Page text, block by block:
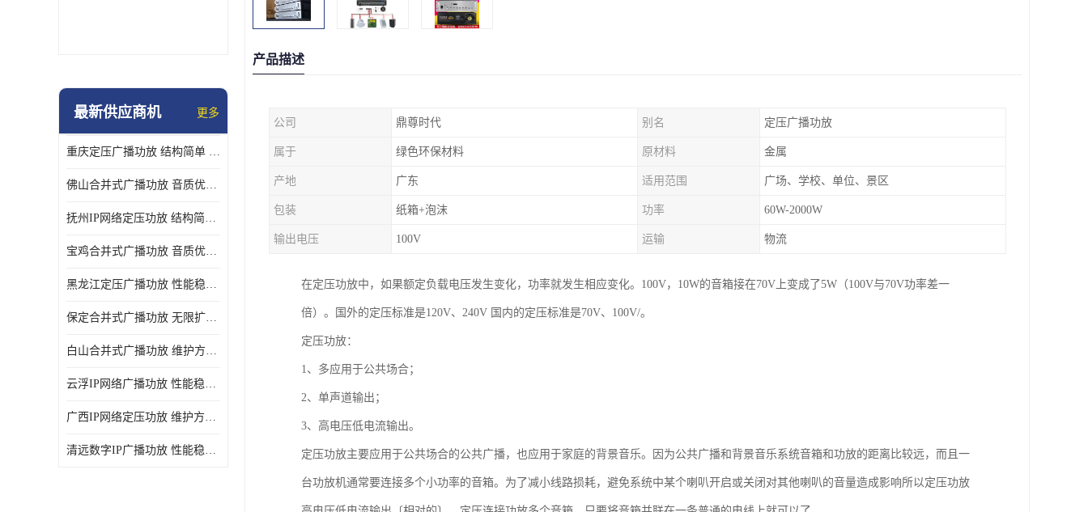
最新供应商机 更多
重庆定压广播功放 结构简单 传输距离远
佛山合并式广播功放 音质优美清晰 输出电压大 电流小
抚州IP网络定压功放 结构简单 多应用于公共场合
宝鸡合并式广播功放 音质优美清晰 维护方便
黑龙江定压广播功放 性能稳定 无限扩容
保定合并式广播功放 无限扩容 设计结构简单
白山合并式广播功放 维护方便 多应用于公共场合
云浮IP网络广播功放 性能稳定 设计结构简单
广西IP网络定压功放 维护方便 多应用于公共场合
清远数字IP广播功放 性能稳定 传输距离远
产品描述
公司 鼎尊时代 别名 定压广播功放
属于 绿色环保材料 原材料 金属
产地 广东 适用范围 广场、学校、单位、景区
包装 纸箱+泡沫 功率 60W-2000W
输出电压 100V 运输 物流
在定压功放中，如果额定负载电压发生变化，功率就发生相应变化。100V，10W的音箱接在70V上变成了5W（100V与70V功率差一
倍）。国外的定压标准是120V、240V 国内的定压标准是70V、100V/。
定压功放：
1、多应用于公共场合；
2、单声道输出；
3、高电压低电流输出。
定压功放主要应用于公共场合的公共广播，也应用于家庭的背景音乐。因为公共广播和背景音乐系统音箱和功放的距离比较远，而且一
台功放机通常要连接多个小功率的音箱。为了减小线路损耗，避免系统中某个喇叭开启或关闭对其他喇叭的音量造成影响所以定压功放